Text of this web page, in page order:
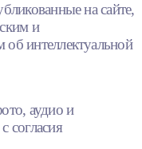
на сайте,
и
интеллектуальной
аудио и
согласия